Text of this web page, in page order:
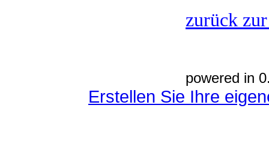
zurück
powered in
Erstellen Sie Ihre